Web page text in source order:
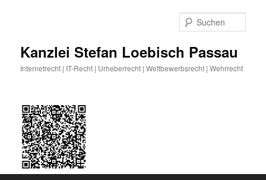
Kanzlei Stefan Loebisch Passau
Internetrecht | IT-Recht | Urheberrecht | Wettbewerbsrecht | Wehrrecht